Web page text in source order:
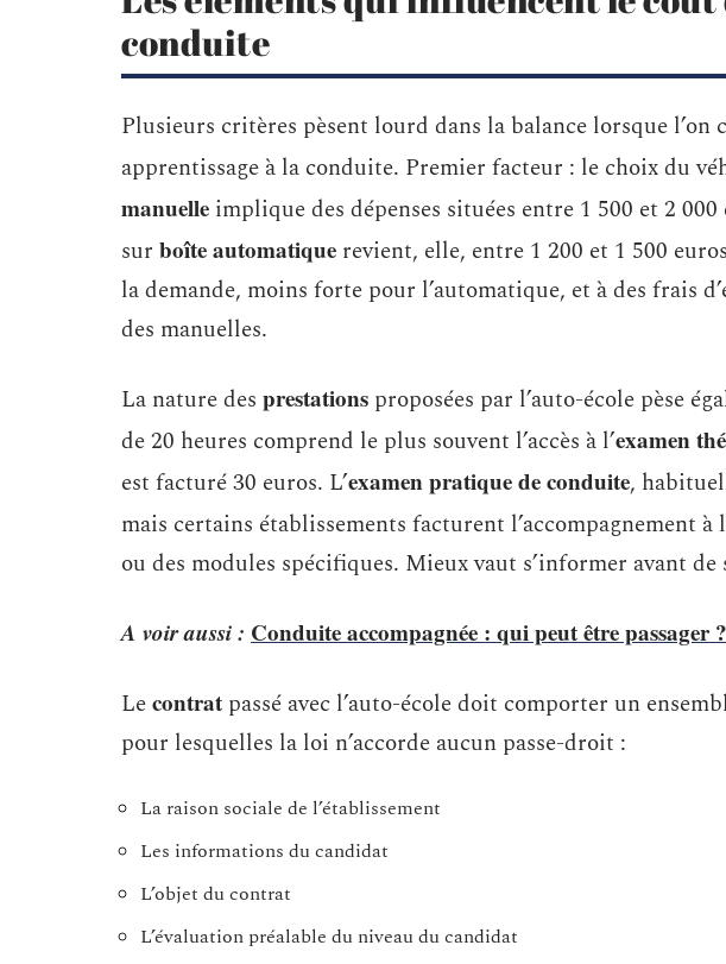
conduite
Plusieurs critères pèsent lourd dans la balance lorsque l’on
apprentissage à la conduite. Premier facteur : le choix du
manuelle implique des dépenses situées entre 1 500 et 2
sur boîte automatique revient, elle, entre 1 200 et 1 500
la demande, moins forte pour l’automatique, et à des frais
des manuelles.
La nature des prestations proposées par l’auto-école pèse
de 20 heures comprend le plus souvent l’accès à l’examen
est facturé 30 euros. L’examen pratique de conduite,
mais certains établissements facturent l’accompagnement à
ou des modules spécifiques. Mieux vaut s’informer avant de
A voir aussi : Conduite accompagnée : qui peut être passager ?
Lecontrat passé avec l’auto-école doit comporter un
pour lesquelles la loi n’accorde aucun passe-droit :
La raison sociale de l’établissement
Les informations du candidat
L’objet du contrat
L’évaluation préalable du niveau du candidat